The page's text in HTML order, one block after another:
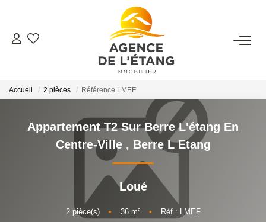
ACHETER
LOUER
ESTIMER
FAIRE GÉRER
Faire Gérer Son Bien
Louer Son Bien
Accueil 2 pièces Référence LMEF
Appartement T2 Sur Berre L'étang En
Centre-Ville , Berre L Etang
Loué
2pièce(s) • 36m² • Réf : LMEF